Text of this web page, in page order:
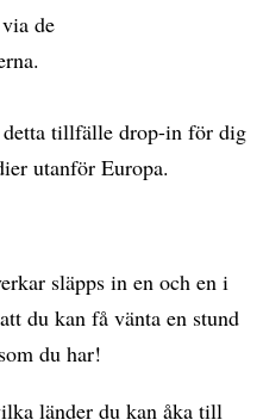
de
tillfälle drop-in för dig
utanför Europa.
släpps in en och en i
du kan få vänta en stund
du har!
länder du kan åka till